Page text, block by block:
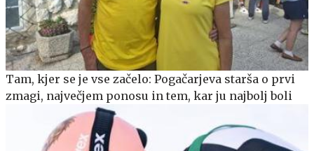
Tam, kjer se je vse začelo: Pogačarjeva starša o prvi
zmagi, največjem ponosu in tem, kar ju najbolj boli